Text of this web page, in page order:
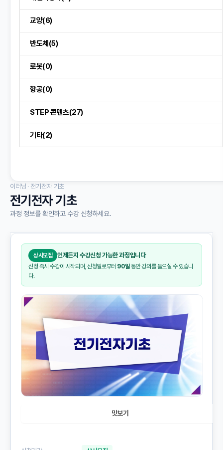
교양(6)
반도체(5)
로봇(0)
항공(0)
STEP 콘텐츠(27)
기타(2)
이러닝 · 전기전자 기초
전기전자 기초
과정 정보를 확인하고 수강 신청하세요.
상시모집 언제든지 수강신청 가능한 과정입니다
신청 즉시 수강이 시작되며, 신청일로부터 90일동안 강의를 들으실 수 있습니
다.
맛보기